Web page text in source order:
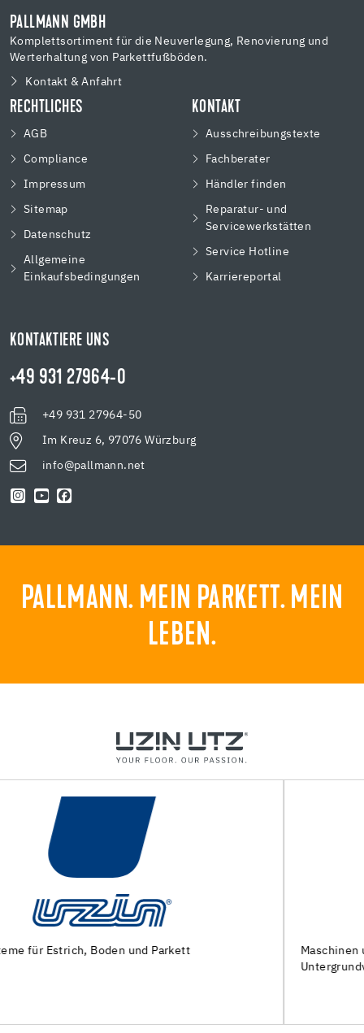
PALLMANN GMBH
Komplettsortiment für die Neuverlegung, Renovierung und
Werterhaltung von Parkettfußböden.
Kontakt & Anfahrt
RECHTLICHES
AGB
Compliance
Impressum
Sitemap
Datenschutz
Allgemeine
Einkaufsbedingungen
KONTAKT
Ausschreibungstexte
Fachberater
Händler finden
Reparatur- und
Servicewerkstätten
Service Hotline
Karriereportal
KONTAKTIERE UNS
+49 931 27964-0
+49 931 27964-50
Im Kreuz 6, 97076 Würzburg
info@pallmann.net
PALLMANN. MEIN PARKETT. MEIN
LEBEN.
Maschinen und Spezialwerkzeuge zur
Untergrundvorbereitung und Verlegung von Bodenbelägen